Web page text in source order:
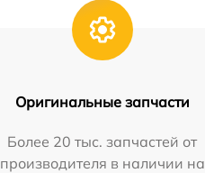
Оригинальные запчасти
Более 20 тыс. запчастей от
производителя в наличии на